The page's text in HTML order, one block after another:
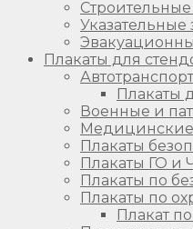
Строительные
Указательные
Плакаты для
Плакаты
Военные и
Медицинские
Плакаты
Плакаты ГО и
Плакаты по
Плакаты по
Плакат